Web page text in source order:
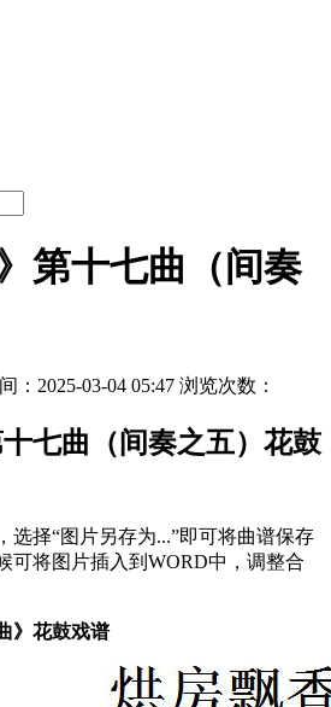
第十七曲（间奏
：2025-03-04 05:47 浏览次数：
十七曲（间奏之五）花鼓
选择“图片另存为...”即可将曲谱保存
可将图片插入到WORD中，调整合
》花鼓戏谱